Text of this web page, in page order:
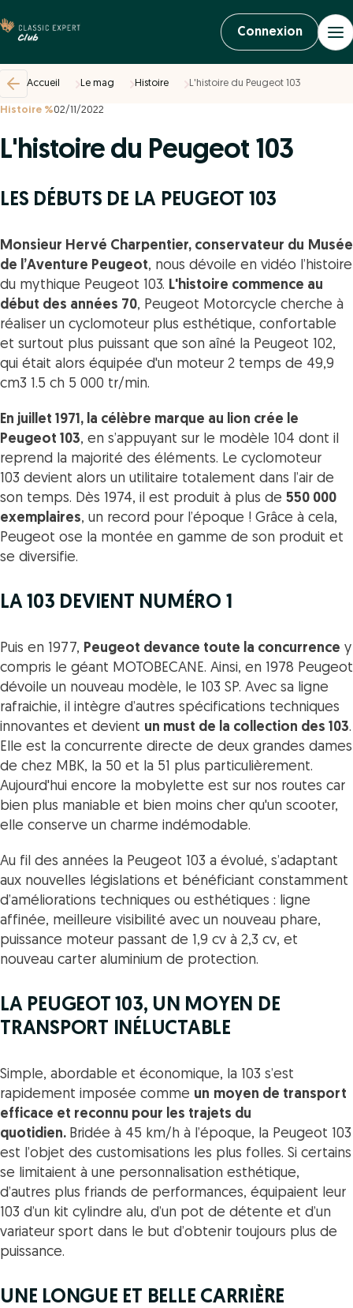
Connexion
Accueil Le mag Histoire L'histoire du Peugeot 103
Histoire %02/11/2022
L'histoire du Peugeot 103
LES DÉBUTS DE LA PEUGEOT 103
Monsieur Hervé Charpentier, conservateur du Musée
de l’Aventure Peugeot, nous dévoile en vidéo l’histoire
du mythique Peugeot 103. L'histoire commence au
début des années 70, Peugeot Motorcycle cherche à
réaliser un cyclomoteur plus esthétique, confortable
et surtout plus puissant que son aîné la Peugeot 102,
qui était alors équipée d'un moteur 2 temps de 49,9
cm3 1.5 ch 5 000 tr/min.
En juillet 1971, la célèbre marque au lion crée le
Peugeot 103, en s’appuyant sur le modèle 104 dont il
reprend la majorité des éléments. Le cyclomoteur
103 devient alors un utilitaire totalement dans l’air de
son temps. Dès 1974, il est produit à plus de 550 000
exemplaires, un record pour l’époque ! Grâce à cela,
Peugeot ose la montée en gamme de son produit et
se diversifie.
LA 103 DEVIENT NUMÉRO 1
Puis en 1977, Peugeot devance toute la concurrence y
compris le géant MOTOBECANE. Ainsi, en 1978 Peugeot
dévoile un nouveau modèle, le 103 SP. Avec sa ligne
rafraichie, il intègre d’autres spécifications techniques
innovantes et devient un must de la collection des 103.
Elle est la concurrente directe de deux grandes dames
de chez MBK, la 50 et la 51 plus particulièrement.
Aujourd'hui encore la mobylette est sur nos routes car
bien plus maniable et bien moins cher qu'un scooter,
elle conserve un charme indémodable.
Au fil des années la Peugeot 103 a évolué, s’adaptant
aux nouvelles législations et bénéficiant constamment
d’améliorations techniques ou esthétiques : ligne
affinée, meilleure visibilité avec un nouveau phare,
puissance moteur passant de 1,9 cv à 2,3 cv, et
nouveau carter aluminium de protection.
LA PEUGEOT 103, UN MOYEN DE
TRANSPORT INÉLUCTABLE
Simple, abordable et économique, la 103 s’est
rapidement imposée comme un moyen de transport
efficace et reconnu pour les trajets du
quotidien. Bridée à 45 km/h à l’époque, la Peugeot 103
est l’objet des customisations les plus folles. Si certains
se limitaient à une personnalisation esthétique,
d’autres plus friands de performances, équipaient leur
103 d’un kit cylindre alu, d’un pot de détente et d’un
variateur sport dans le but d’obtenir toujours plus de
puissance.
UNE LONGUE ET BELLE CARRIÈRE